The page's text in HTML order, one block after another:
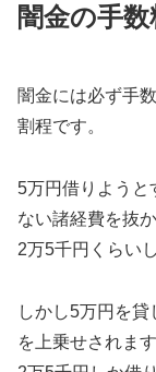
闇金の手数
闇金には必ず手
割程です。
5万円借りようと
ない諸経費を抜か
2万5千円くらい
しかし5万円を
を上乗せされます